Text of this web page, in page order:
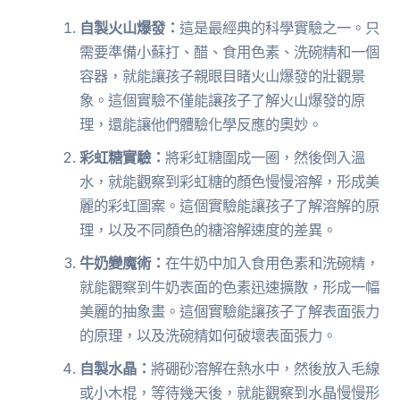
自製火山爆發：這是最經典的科學實驗之一。只
需要準備小蘇打、醋、食用色素、洗碗精和一個
容器，就能讓孩子親眼目睹火山爆發的壯觀景
象。這個實驗不僅能讓孩子了解火山爆發的原
理，還能讓他們體驗化學反應的奧妙。
彩虹糖實驗：將彩虹糖圍成一圈，然後倒入溫
水，就能觀察到彩虹糖的顏色慢慢溶解，形成美
麗的彩虹圖案。這個實驗能讓孩子了解溶解的原
理，以及不同顏色的糖溶解速度的差異。
牛奶變魔術：在牛奶中加入食用色素和洗碗精，
就能觀察到牛奶表面的色素迅速擴散，形成一幅
美麗的抽象畫。這個實驗能讓孩子了解表面張力
的原理，以及洗碗精如何破壞表面張力。
自製水晶：將硼砂溶解在熱水中，然後放入毛線
或小木棍，等待幾天後，就能觀察到水晶慢慢形